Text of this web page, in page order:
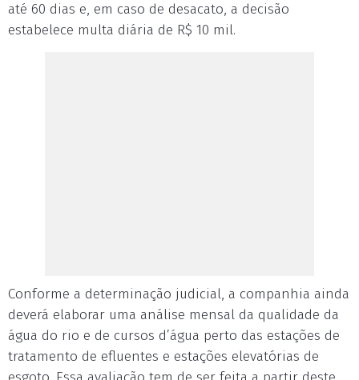
até 60 dias e, em caso de desacato, a decisão
estabelece multa diária de R$ 10 mil.
Conforme a determinação judicial, a companhia ainda
deverá elaborar uma análise mensal da qualidade da
água do rio e de cursos d’água perto das estações de
tratamento de efluentes e estações elevatórias de